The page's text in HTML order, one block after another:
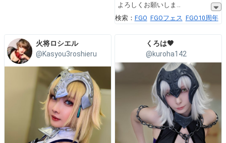
よろしくお願いしま
検索： FGO FGOフェス FGO10周年
火将ロシエル
@Kasyou3roshieru
くろは🖤
@kuroha142